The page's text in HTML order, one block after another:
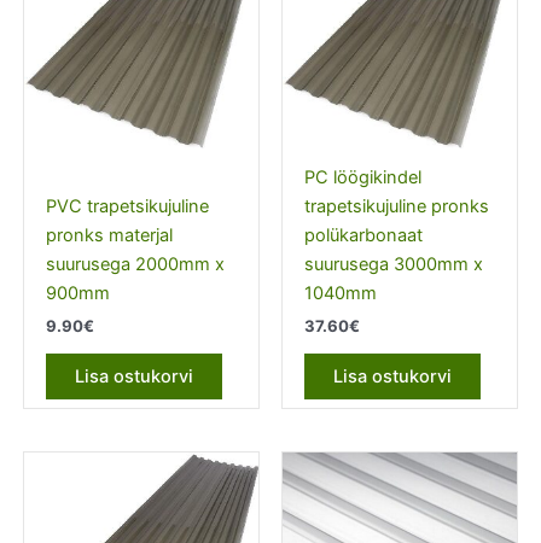
PVC trapetsikujuline
pronks materjal
suurusega 2000mm x
900mm
9.90€
Lisa ostukorvi
PC löögikindel
trapetsikujuline pronks
polükarbonaat
suurusega 3000mm x
1040mm
37.60€
Lisa ostukorvi